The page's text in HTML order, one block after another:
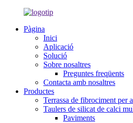
Pàgina
Inici
Aplicació
Solució
Sobre nosaltres
Preguntes freqüents
Contacta amb nosaltres
Productes
Terrassa de fibrociment per
Taulers de silicat de calci
Paviments